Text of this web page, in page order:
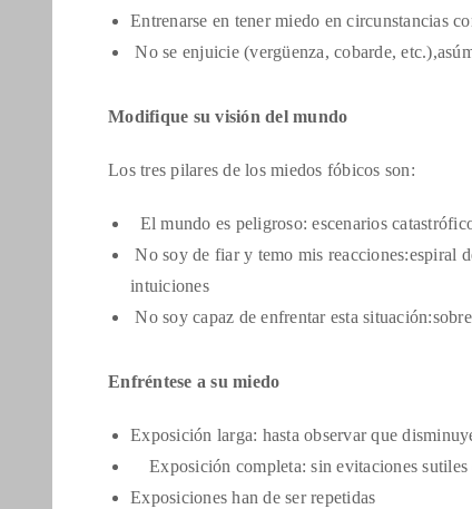
Entrenarse en tener miedo en circunstancias
No se enjuicie (vergüenza, cobarde,
Modifique su visión del mundo
Los tres pilares de los miedos fóbicos son:
El mundo es peligroso: escenarios
No soy de fiar y temo mis reacciones:espiral
intuiciones
No soy capaz de enfrentar esta
Enfréntese a su miedo
Exposición larga: hasta observar que
Exposición completa: sin evitaciones
Exposiciones han de ser repetidas